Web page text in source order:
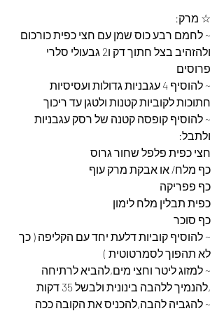
☆ מרק:
~ לחמם רבע כוס שמן עם חצי כפית כורכום
ולהזהיב בצל חתוך דק ו2 גבעולי סלרי
פרוסים
~ להוסיף 4 עגבניות גדולות ועסיסיות
חתוכות לקוביות קטנות ולטגן עד ריכוך
~ להוסיף קופסה קטנה של רסק עגבניות
ולתבל:
חצי כפית פלפל שחור גרוס
כף מלח/ או אבקת מרק עוף
כף פפריקה
כפית תבלין מלח לימון
כף סוכר
~ להוסיף קוביות דלעת יחד עם הקליפה ( כך
לא תהפוך לסמרטוטית )
~ למזוג ליטר וחצי מים,להביא לרתיחה
,להנמיך ללהבה בינונית ולבשל 35 דקות
~ להגביה להבה,להכניס את הקובה ככה